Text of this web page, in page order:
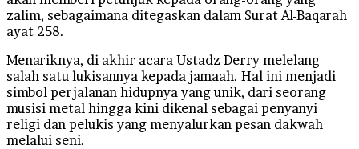
zalim, sebagaimana ditegaskan dalam Surat Al-Baqarah
ayat 258.
Menariknya, di akhir acara Ustadz Derry melelang
salah satu lukisannya kepada jamaah. Hal ini menjadi
simbol perjalanan hidupnya yang unik, dari seorang
musisi metal hingga kini dikenal sebagai penyanyi
religi dan pelukis yang menyalurkan pesan dakwah
melalui seni.